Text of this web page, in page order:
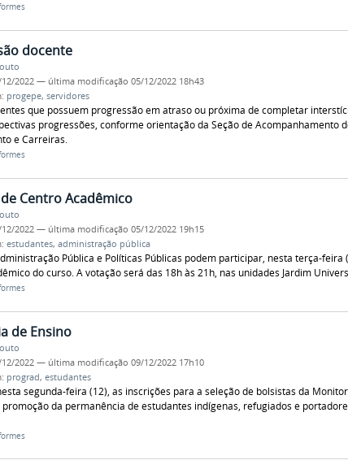
docente
2022 — última modificação 05/12/2022 18h43
progepe, servidores
que possuem progressão em atraso ou próxima de completar
progressões, conforme orientação da Seção de Acompanhamento
e Carreiras.
Centro Acadêmico
2022 — última modificação 05/12/2022 19h15
estudantes, administração pública
Pública e Políticas Públicas podem participar, nesta terça-feira
do curso. A votação será das 18h às 21h, nas unidades Jardim
de Ensino
2022 — última modificação 09/12/2022 17h10
prograd, estudantes
segunda-feira (12), as inscrições para a seleção de bolsistas da
da permanência de estudantes indígenas, refugiados e